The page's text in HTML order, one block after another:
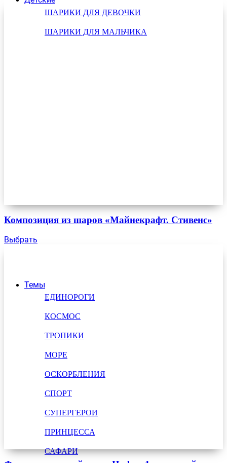
ШАРИКИ ДЛЯ ДЕВОЧКИ
ШАРИКИ ДЛЯ МАЛЬЧИКА
Темы
ЕДИНОРОГИ
КОСМОС
ТРОПИКИ
МОРЕ
ОСКОРБЛЕНИЯ
СПОРТ
СУПЕРГЕРОИ
ПРИНЦЕССА
САФАРИ
Композиция из шаров «Майнекрафт. Стивенс»
Выбрать